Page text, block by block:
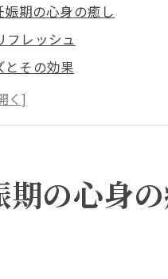
期の心身の癒し
フレッシュ
とその効果
別なプログラム
変化
ィヨガの魅力
期の心身